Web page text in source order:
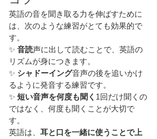
英語の音を聞き取る力を伸ばすために
は、次のような練習がとても効果的で
す。
✨ 音読声に出して読むことで、英語の
リズムが身につきます。
✨ シャドーイング音声の後を追いかけ
るように発音する練習です。
✨ 短い音声を何度も聞く 1回だけ聞くの
ではなく、何度も聞くことが大切で
す。
英語は、 耳と口を一緒に使うことで上